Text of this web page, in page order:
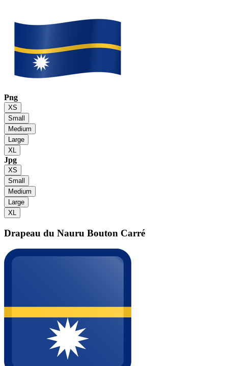
Png
XS
Small
Medium
Large
XL
Jpg
XS
Small
Medium
Large
XL
Drapeau du Nauru Bouton Carré